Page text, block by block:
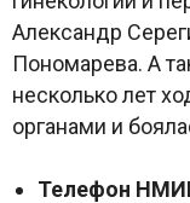
Александр
Пономарева. А
несколько лет
органами и
Телефон